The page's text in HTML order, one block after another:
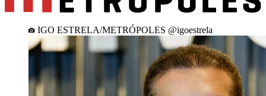
IGO ESTRELA/METRÓPOLES @igoestrela